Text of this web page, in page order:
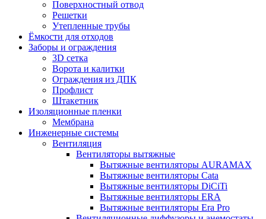
Поверхностный отвод
Решетки
Утепленные трубы
Ёмкости для отходов
Заборы и ограждения
3D сетка
Ворота и калитки
Ограждения из ДПК
Профлист
Штакетник
Изоляционные пленки
Мембрана
Инженерные системы
Вентиляция
Вентиляторы вытяжные
Вытяжные вентиляторы AURAMAX
Вытяжные вентиляторы Cata
Вытяжные вентиляторы DiCiTi
Вытяжные вентиляторы ERA
Вытяжные вентиляторы Era Pro